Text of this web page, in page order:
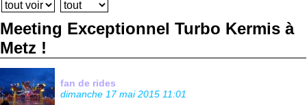
Meeting Exceptionnel Turbo Kermis à
Metz !
fan de rides
dimanche 17 mai 2015 11:01